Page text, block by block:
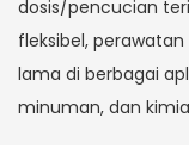
dosis/pencucian
fleksibel,
lama di berbagai
minuman, dan